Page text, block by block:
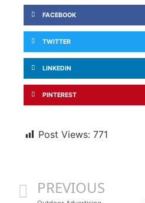
FACEBOOK
TWITTER
LINKEDIN
PINTEREST
Post Views: 771
PREVIOUS